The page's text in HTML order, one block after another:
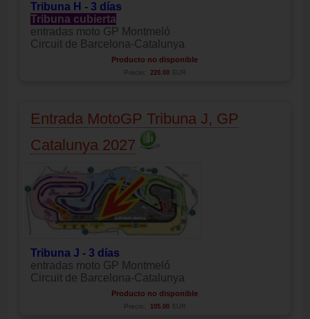
Tribuna H - 3 días
Tribuna cubierta
entradas moto GP Montmeló
Circuit de Barcelona-Catalunya
Producto no disponible
Precio: 220.00 EUR
Entrada MotoGP Tribuna J, GP
Catalunya 2027
Tribuna J - 3 días
entradas moto GP Montmeló
Circuit de Barcelona-Catalunya
Producto no disponible
Precio: 105.00 EUR